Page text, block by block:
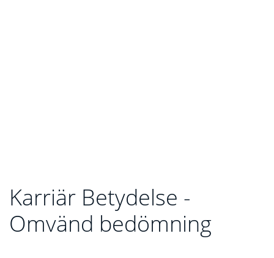
Karriär Betydelse -
Omvänd bedömning